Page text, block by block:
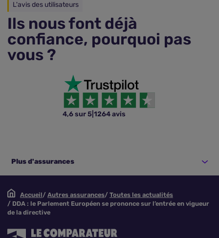
L'avis des utilisateurs
Ils nous font déjà
confiance, pourquoi pas
vous ?
4,6 sur 5 1264 avis
Plus d'assurances
Accueil Autres assurances
Toutes les actualités
DDA : le Parlement Européen se prononce sur l’entrée en vigueur
de la directive